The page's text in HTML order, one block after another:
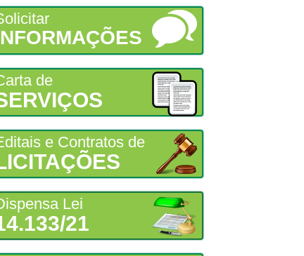
de
e Contratos de
Lei
21